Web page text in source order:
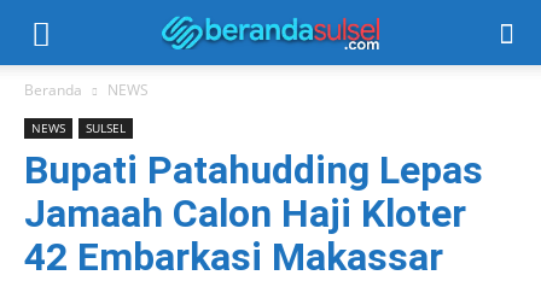
Beranda NEWS
NEWS SULSEL
Bupati Patahudding Lepas
Jamaah Calon Haji Kloter
42 Embarkasi Makassar